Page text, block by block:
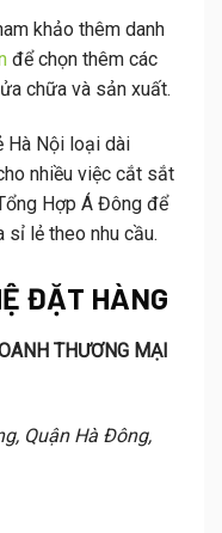
khảo thêm danh
để chọn thêm các
chữa và sản xuất.
Hà Nội loại dài
nhiều việc cắt sắt
Hợp Á Đông để
sỉ lẻ theo nhu cầu.
ĐẶT HÀNG
THƯƠNG MẠI
Quận Hà Đông,